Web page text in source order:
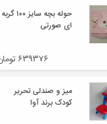
حوله بچه سایز ۱۰۰ گربه
ای صورتی
۶۳۹۳۷۶ تومان
میز و صندلی تحریر
کودک برند آوا